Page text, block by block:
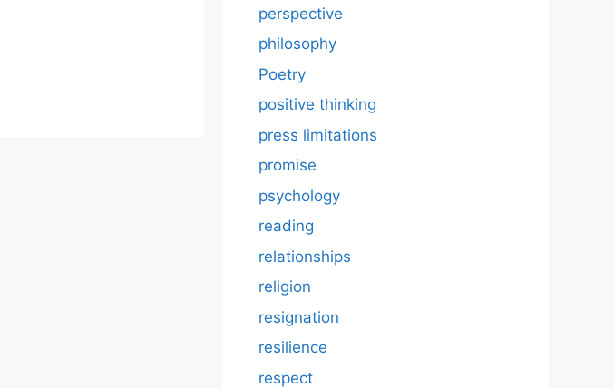
perspective
philosophy
Poetry
positive thinking
press limitations
promise
psychology
reading
relationships
religion
resignation
resilience
respect